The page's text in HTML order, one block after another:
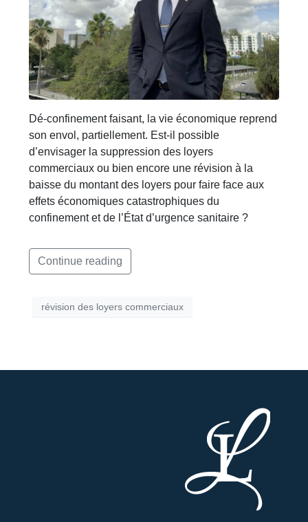
Dé-confinement faisant, la vie économique reprend
son envol, partiellement. Est-il possible
d’envisager la suppression des loyers
commerciaux ou bien encore une révision à la
baisse du montant des loyers pour faire face aux
effets économiques catastrophiques du
confinement et de l’État d’urgence sanitaire ?
Continue reading
révision des loyers commerciaux